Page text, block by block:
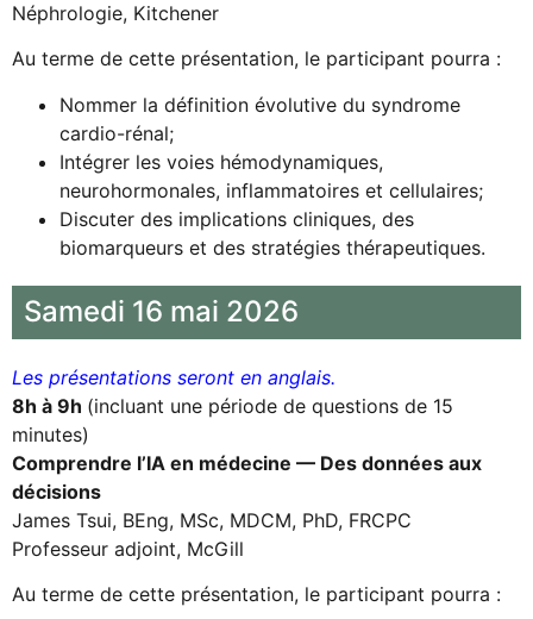
Néphrologie, Kitchener
Au terme de cette présentation, le participant pourra :
Nommer la définition évolutive du syndrome
cardio-rénal;
Intégrer les voies hémodynamiques,
neurohormonales, inflammatoires et cellulaires;
Discuter des implications cliniques, des
biomarqueurs et des stratégies thérapeutiques.
Samedi 16 mai 2026
Les présentations seront en anglais.
8h à 9h (incluant une période de questions de 15
minutes)
Comprendre l’IA en médecine — Des données aux
décisions
James Tsui, BEng, MSc, MDCM, PhD, FRCPC
Professeur adjoint, McGill
Au terme de cette présentation, le participant pourra :